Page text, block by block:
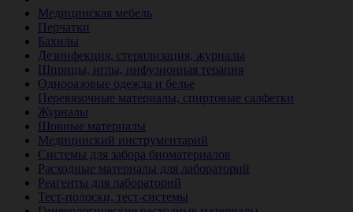
Медицинская мебель
Перчатки
Бахилы
Дезинфекция, стерилизация, журналы
Шприцы, иглы, инфузионная терапия
Одноразовые одежда и белье
Перевязочные материалы, спиртовые салфетки
Журналы
Шовные материалы
Медицинский инструментарий
Системы для забора биоматериалов
Расходные материалы для лабораторий
Реагенты для лабораторий
Тест-полоски, тест-системы